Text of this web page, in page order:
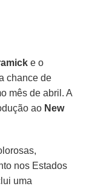
e o
chance de
mês de abril. A
ao New
nos Estados
uma